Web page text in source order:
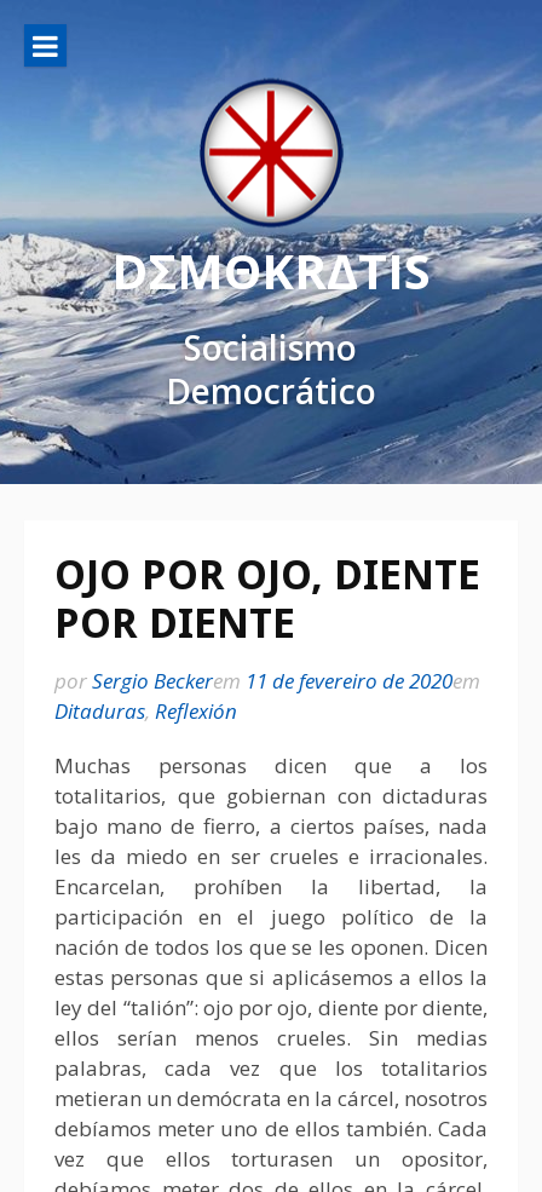
DΣMΘKRΔTIS
Socialismo
Democrático
OJO POR OJO, DIENTE
POR DIENTE
porSergio Beckerem 11 de fevereiro de 2020em
Ditaduras, Reflexión
Muchas personas dicen que a los
totalitarios, que gobiernan con dictaduras
bajo mano de fierro, a ciertos países, nada
les da miedo en ser crueles e irracionales.
Encarcelan, prohíben la libertad, la
participación en el juego político de la
nación de todos los que se les oponen. Dicen
estas personas que si aplicásemos a ellos la
ley del “talión”: ojo por ojo, diente por diente,
ellos serían menos crueles. Sin medias
palabras, cada vez que los totalitarios
metieran un demócrata en la cárcel, nosotros
debíamos meter uno de ellos también. Cada
vez que ellos torturasen un opositor,